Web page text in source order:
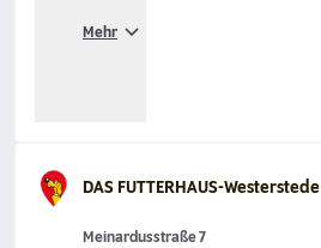
Mehr
DAS FUTTERHAUS-Westerstede
Meinardusstraße 7